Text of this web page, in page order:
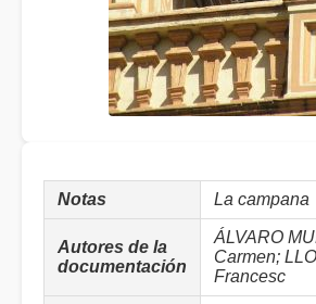
Notas La campana
Autores de la
documentación
ÁLVARO
Carmen;
Francesc